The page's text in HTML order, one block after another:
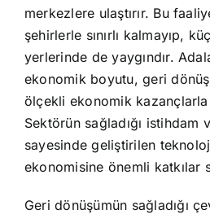
merkezlere ulaştırır. Bu
şehirlerle sınırlı kalmayıp,
yerlerinde de yaygındır.
ekonomik boyutu, geri
ölçekli ekonomik kazançlarla
Sektörün sağladığı istihdam
sayesinde geliştirilen
ekonomisine önemli katkılar
Geri dönüşümün sağladığı